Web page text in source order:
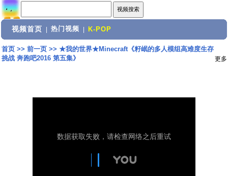
视频首页 热门视频 K-POP
首页>> 前一页>> ★我的世界★Minecraft《籽岷的多人模组高难度生存
挑战 奔跑吧2016 第五集》
更多